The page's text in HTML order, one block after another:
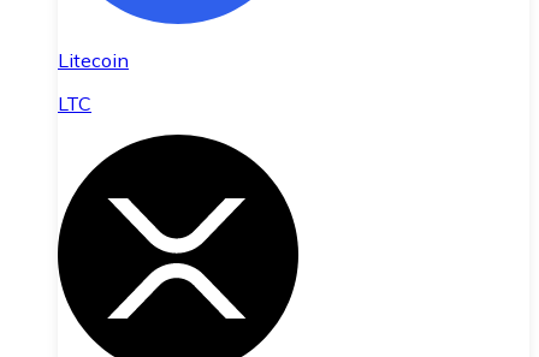
Litecoin
LTC